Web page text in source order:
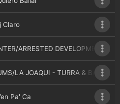
Claro
ARRESTED DEVELOPMENT -
LA JOAQUI - TURRA & BANDIDA
Pa' Ca